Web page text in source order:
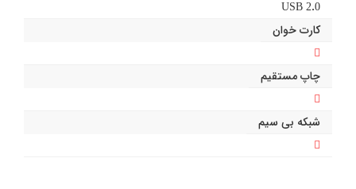
USB 2.0
کارت خوان
چاپ مستقیم
شبکه بی سیم